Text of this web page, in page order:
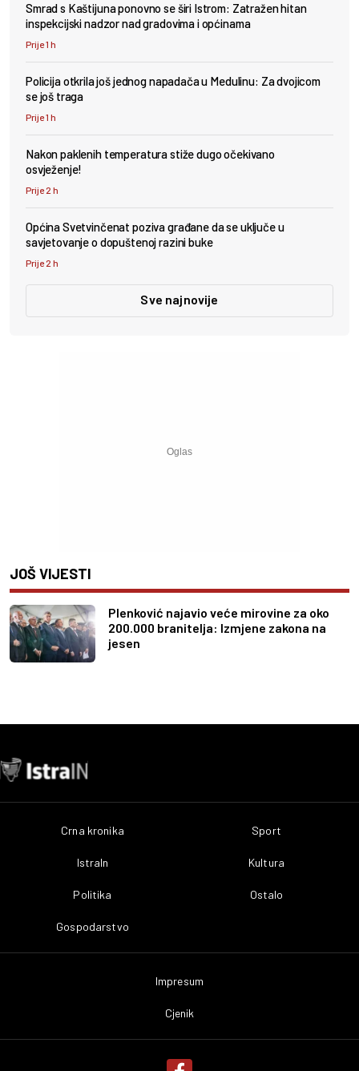
Smrad s Kaštijuna ponovno se širi Istrom: Zatražen hitan
inspekcijski nadzor nad gradovima i općinama
Prije 1 h
Policija otkrila još jednog napadača u Medulinu: Za dvojicom
se još traga
Prije 1 h
Nakon paklenih temperatura stiže dugo očekivano
osvježenje!
Prije 2 h
Općina Svetvinčenat poziva građane da se uključe u
savjetovanje o dopuštenoj razini buke
Prije 2 h
Sve najnovije
JOŠ VIJESTI
Plenković najavio veće mirovine za oko
200.000 branitelja: Izmjene zakona na
jesen
Crna kronika
IstraIn
Politika
Gospodarstvo
Sport
Kultura
Ostalo
Impresum
Cjenik